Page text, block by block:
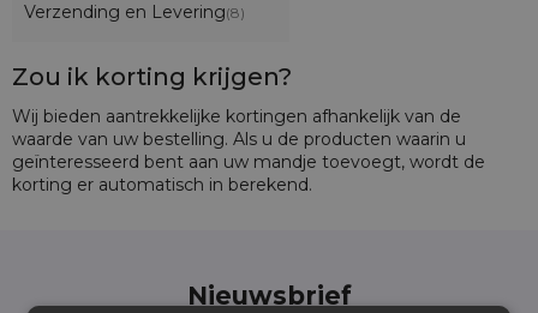
Verzending en Levering(8)
Zou ik korting krijgen?
Wij bieden aantrekkelijke kortingen afhankelijk van de
waarde van uw bestelling. Als u de producten waarin u
geïnteresseerd bent aan uw mandje toevoegt, wordt de
korting er automatisch in berekend.
Nieuwsbrief